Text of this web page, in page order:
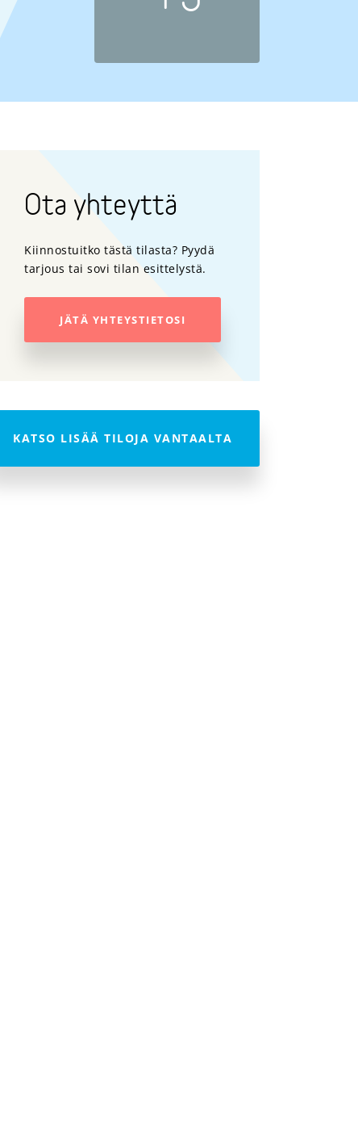
Ota yhteyttä
Kiinnostuitko tästä tilasta? Pyydä
tarjous tai sovi tilan esittelystä.
JÄTÄ YHTEYSTIETOSI
KATSO LISÄÄ TILOJA VANTAALTA